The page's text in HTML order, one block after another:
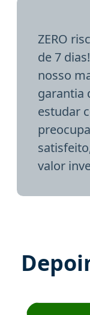
ZERO
de 7
nosso
garantia
estudar
valor
Estudante